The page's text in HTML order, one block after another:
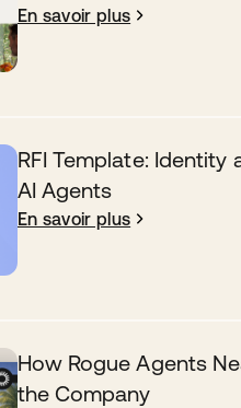
En savoir plus
RFI Template: Identity
AI Agents
En savoir plus
How Rogue Agents
the Company